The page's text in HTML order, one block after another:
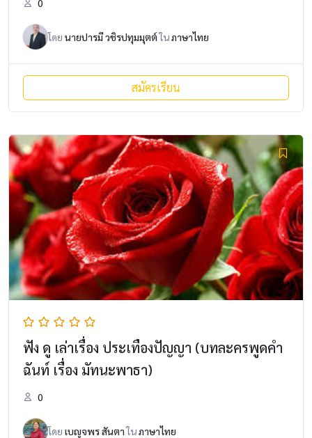
โดย นายปารมี วชิรปทุมมุตต์ในภาษาไทย
สมัครเรียน
ฟัง ดู เล่าเรื่อง ประเทืองปัญญา (บทละครพูดคำ
ฉันท์ เรื่อง มัทนะพาธา)
0
โดย เบญจพร สันตาในภาษาไทย